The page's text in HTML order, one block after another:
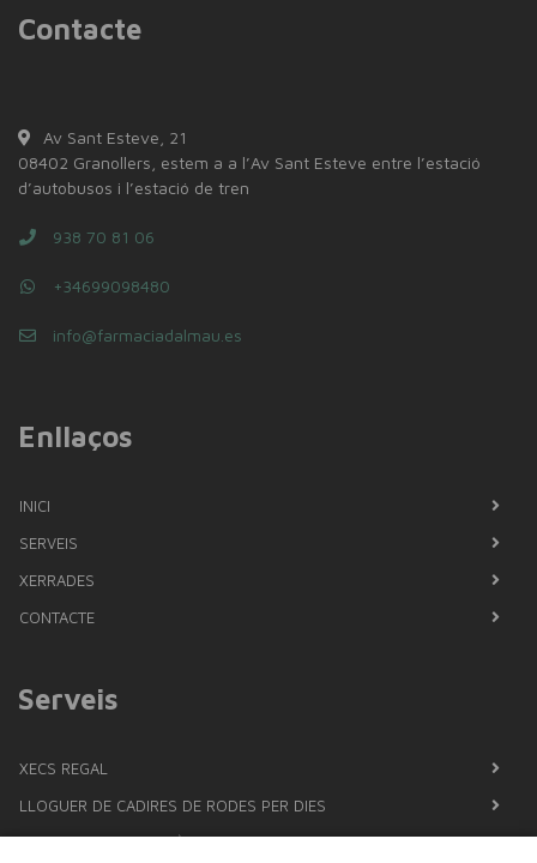
Contacte
Av Sant Esteve, 21
08402 Granollers, estem a a l’Av Sant Esteve entre l’estació
d’autobusos i l’estació de tren
938 70 81 06
+34699098480
info@farmaciadalmau.es
Enllaços
INICI
SERVEIS
XERRADES
CONTACTE
Serveis
XECS REGAL
LLOGUER DE CADIRES DE RODES PER DIES
XERRADES A LA FARMÀCIA